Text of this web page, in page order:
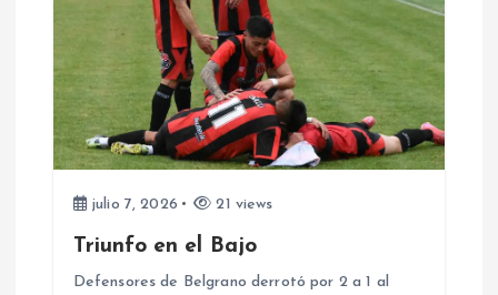
ó
n
d
julio 7, 2026 21 views
Triunfo en el Bajo
Defensores de Belgrano derrotó por 2 a 1 al